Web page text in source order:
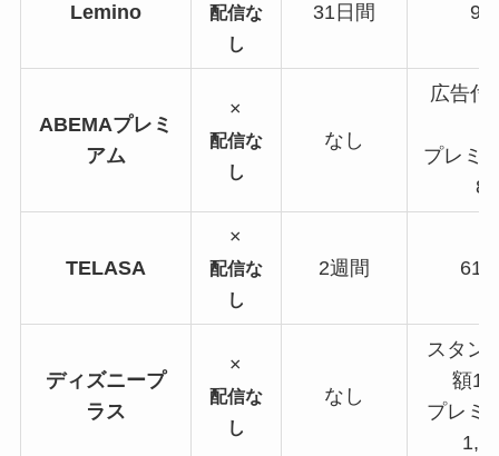
Lemino
配信な
し
31日間
ABEMAプレミ
アム
×
配信な
し
なし
広告付
プレミ
TELASA
×
配信な
し
2週間 618
ディズニープ
ラス
×
配信な
し
なし
スタン
額
プレミ